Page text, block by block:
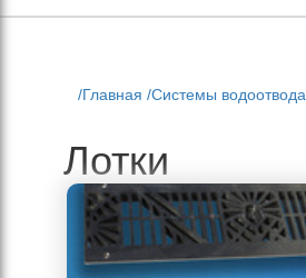
/Главная /Системы водоотвода
Лотки